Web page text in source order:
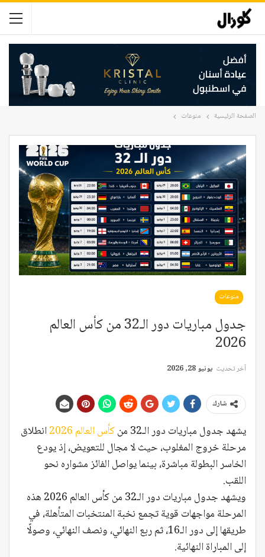
الصفحة الرئيسية منوعات
منوعات
جدول مباريات دور الـ32 من كأس العالم
2026
آخر تحديث يونيو 28, 2026
شارك
يشهد جدول مباريات دور الـ32 من كأس العالم 2026
انطلاق
مرحلة خروج المغلوب، حيث لا مجال للتعويض، إذ يودع
الخاسر البطولة مباشرة، بينما يواصل الفائز مشواره نحو
اللقب.
ويشهد جدول مباريات دور الـ32 من كأس العالم 2026 هذه
المرحلة مواجهات قوية تجمع نخبة المنتخبات المتأهلة، في
طريقها إلى دور الـ16، ثم ربع النهائي، ونصف النهائي، وصولًا
إلى المباراة النهائية.